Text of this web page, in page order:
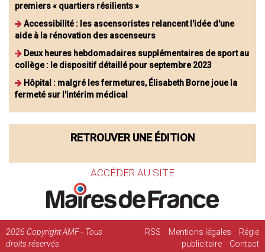
premiers « quartiers résilients »
Accessibilité : les ascensoristes relancent l'idée d'une
aide à la rénovation des ascenseurs
Deux heures hebdomadaires supplémentaires de sport au
collège : le dispositif détaillé pour septembre 2023
Hôpital : malgré les fermetures, Élisabeth Borne joue la
fermeté sur l'intérim médical
RETROUVER UNE ÉDITION
ACCÉDER AU SITE
2026 Copyright AMF - Tous
droits réservés
RSS Mentions légales
Régie
publicitaire
Contact